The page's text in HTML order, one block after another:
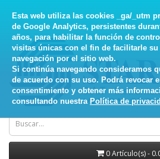
Esta web utiliza las cookies _ga/_utm
de Google Analytics, persistentes
años, para habilitar la función de
visitas únicas con el fin de facilitarle su
navegación por el sitio web.
Si continúa navegando consideramos
de acuerdo con su uso. Podrá revocar el
consentimiento y obtener más
consultando nuestra Política de
0 Artículo(s) -